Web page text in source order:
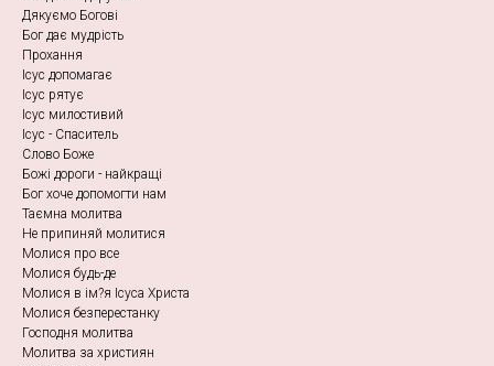
Дякуємо Богові
Бог дає мудрість
Прохання
Ісус допомагає
Ісус рятує
Ісус милостивий
Ісус - Спаситель
Слово Боже
Божі дороги - найкращі
Бог хоче допомогти нам
Таємна молитва
Не припиняй молитися
Молися про все
Молися будь-де
Молися в ім?я Ісуса Христа
Молися безперестанку
Господня молитва
Молитва за християн